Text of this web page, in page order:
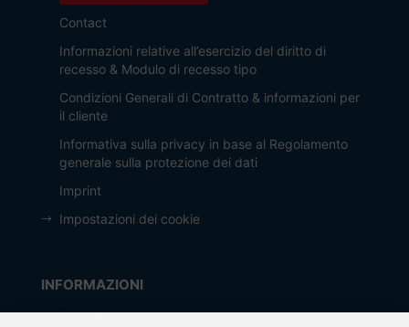
Contact
Informazioni relative all’esercizio del diritto di
recesso & Modulo di recesso tipo
Condizioni Generali di Contratto & informazioni per
il cliente
Informativa sulla privacy in base al Regolamento
generale sulla protezione dei dati
Imprint
Impostazioni dei cookie
INFORMAZIONI
Produttore